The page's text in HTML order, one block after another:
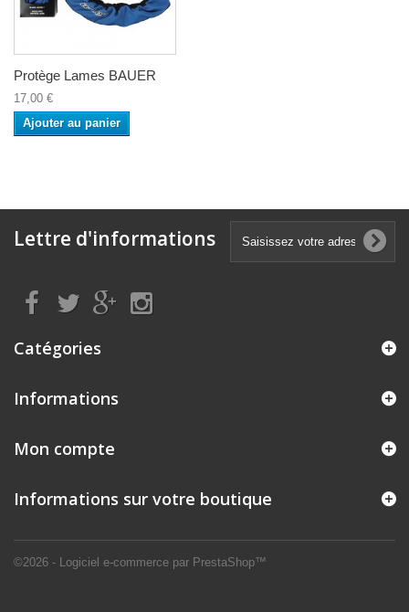
Protège Lames BAUER
17,00 €
Ajouter au panier
Lettre d'informations
Catégories
Informations
©2026 - Logiciel e-commerce par PrestaShop™
Mon compte
Informations sur votre boutique